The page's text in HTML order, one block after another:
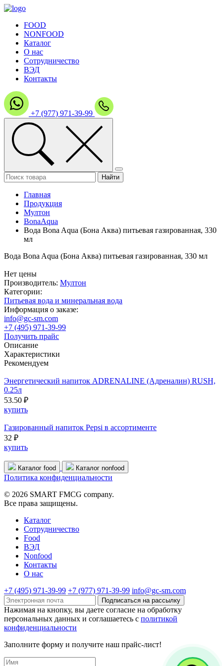
FOOD
NONFOOD
Каталог
О нас
Сотрудничество
ВЭД
Контакты
+7 (977) 971-39-99
Главная
Продукция
Мултон
ВonaAqua
Вода Bona Aqua (Бона Аква) питьевая газированная, 330
мл
Вода Bona Aqua (Бона Аква) питьевая газированная, 330 мл
Нет цены
Производитель: Мултон
Категории:
Питьевая вода и минеральная вода
Информация о заказе:
info@gc-sm.com
+7 (495) 971-39-99
Получить прайс
Описание
Характеристики
Рекомендуем
Энергетический напиток ADRENALINE (Адреналин) RUSH,
0.25л
53.50 ₽
купить
Газированный напиток Pepsi в ассортименте
32 ₽
купить
Каталог food Каталог nonfood
Политика конфиденциальности
© 2026 SMART FMCG company.
Все права защищены.
Каталог
Cотрудничество
Food
ВЭД
Nonfood
Контакты
О нас
+7 (495) 971-39-99 +7 (977) 971-39-99 info@gc-sm.com
Подписаться на рассылку
Нажимая на кнопку, вы даете согласие на обработку
персональных данных и соглашаетесь c политикой
конфиденциальности
Заполните форму и получите наш прайс-лист!